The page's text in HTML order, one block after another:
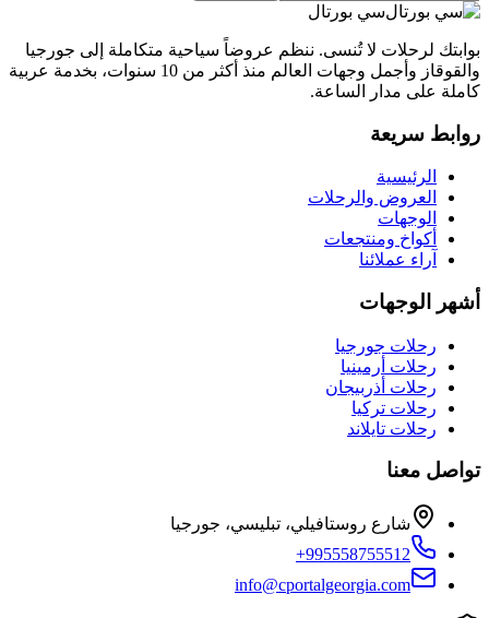
سي بورتال
بوابتك لرحلات لا تُنسى. ننظم عروضاً سياحية متكاملة إلى جورجيا
والقوقاز وأجمل وجهات العالم منذ أكثر من 10 سنوات، بخدمة عربية
كاملة على مدار الساعة.
روابط سريعة
الرئيسية
العروض والرحلات
الوجهات
أكواخ ومنتجعات
آراء عملائنا
أشهر الوجهات
رحلات جورجيا
رحلات أرمينيا
رحلات أذربيجان
رحلات تركيا
رحلات تايلاند
تواصل معنا
شارع روستافيلي، تبليسي، جورجيا
+995558755512
info@cportalgeorgia.com